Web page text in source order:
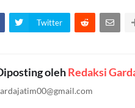
Twitter
olehRedaksi